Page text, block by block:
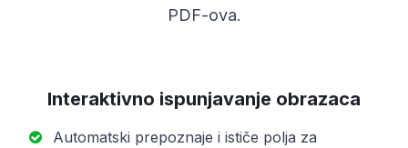
PDF-ova.
Interaktivno ispunjavanje obrazaca
Automatski prepoznaje i ističe polja za